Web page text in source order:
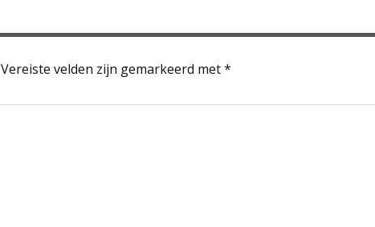
Vereiste velden zijn gemarkeerd met*